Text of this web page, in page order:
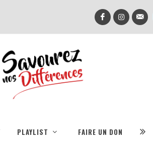
PLAYLIST FAIRE UN DON